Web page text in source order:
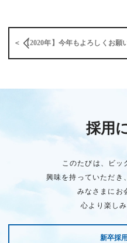
採用
このたびは、ビッ
興味を持っていただき
みなさまにお
心より楽し
新卒採